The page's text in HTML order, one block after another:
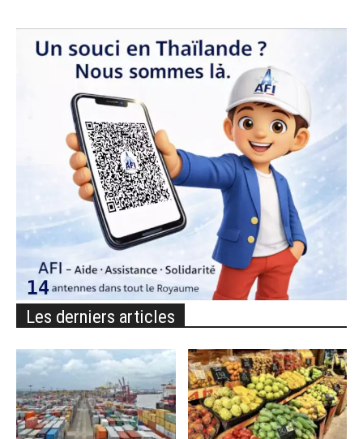
Les derniers articles